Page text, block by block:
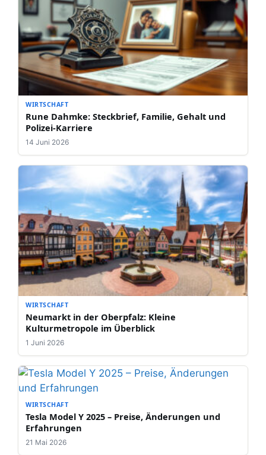
WIRTSCHAFT
Rune Dahmke: Steckbrief, Familie, Gehalt und
Polizei-Karriere
14 Juni 2026
WIRTSCHAFT
Neumarkt in der Oberpfalz: Kleine
Kulturmetropole im Überblick
1 Juni 2026
WIRTSCHAFT
Tesla Model Y 2025 – Preise, Änderungen und
Erfahrungen
21 Mai 2026